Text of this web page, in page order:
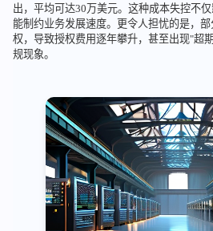
出，平均可达30万美元。这种成本失控不
能制约业务发展速度。更令人担忧的是，
权，导致授权费用逐年攀升，甚至出现"超
规现象。